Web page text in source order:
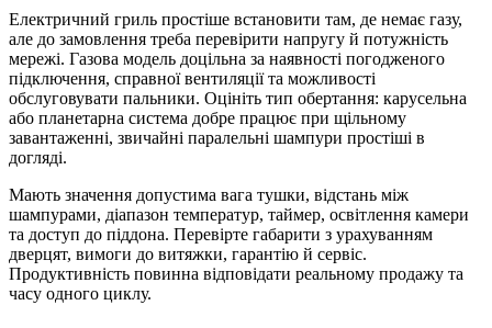
Електричний гриль простіше встановити там, де немає газу,
але до замовлення треба перевірити напругу й потужність
мережі. Газова модель доцільна за наявності погодженого
підключення, справної вентиляції та можливості
обслуговувати пальники. Оцініть тип обертання: карусельна
або планетарна система добре працює при щільному
завантаженні, звичайні паралельні шампури простіші в
догляді.
Мають значення допустима вага тушки, відстань між
шампурами, діапазон температур, таймер, освітлення камери
та доступ до піддона. Перевірте габарити з урахуванням
дверцят, вимоги до витяжки, гарантію й сервіс.
Продуктивність повинна відповідати реальному продажу та
часу одного циклу.